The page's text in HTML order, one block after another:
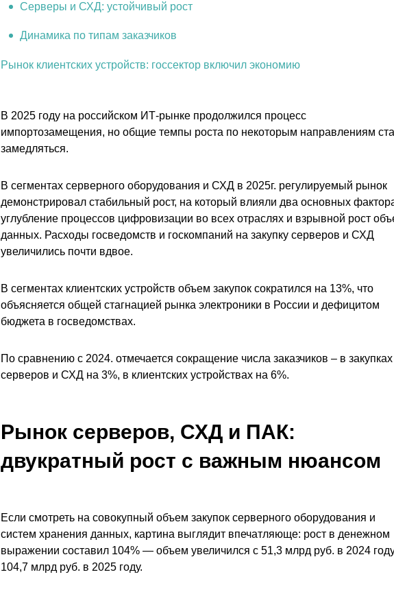
Серверы и СХД: устойчивый рост
Динамика по типам заказчиков
Рынок клиентских устройств: госсектор включил экономию
В 2025 году на российском ИТ-рынке продолжился процесс
импортозамещения, но общие темпы роста по некоторым направлениям
замедляться.
В сегментах серверного оборудования и СХД в 2025г. регулируемый рынок
демонстрировал стабильный рост, на который влияли два основных
углубление процессов цифровизации во всех отраслях и взрывной рост
данных. Расходы госведомств и госкомпаний на закупку серверов и СХД
увеличились почти вдвое.
В сегментах клиентских устройств объем закупок сократился на 13%, что
объясняется общей стагнацией рынка электроники в России и дефицитом
бюджета в госведомствах.
По сравнению с 2024. отмечается сокращение числа заказчиков – в закупках
серверов и СХД на 3%, в клиентских устройствах на 6%.
Рынок серверов, СХД и ПАК:
двукратный рост с важным нюансом
Если смотреть на совокупный объем закупок серверного оборудования и
систем хранения данных, картина выглядит впечатляюще: рост в денежном
выражении составил 104% — объем увеличился с 51,3 млрд руб. в 2024
104,7 млрд руб. в 2025 году.